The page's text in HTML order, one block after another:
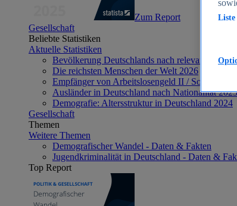
Zum Report
Gesellschaft
Beliebte Statistiken
Aktuelle Statistiken
Bevölkerung Deutschlands nach relevanten
Die reichsten Menschen der Welt 2026
Empfänger von Arbeitslosengeld II / Sozialgeld
Ausländer in Deutschland nach Nationalität 2025
Demografie: Altersstruktur in Deutschland 2024
Gesellschaft
Themen
Weitere Themen
Demografischer Wandel - Daten & Fakten
Jugendkriminalität in Deutschland - Daten &
Top Report